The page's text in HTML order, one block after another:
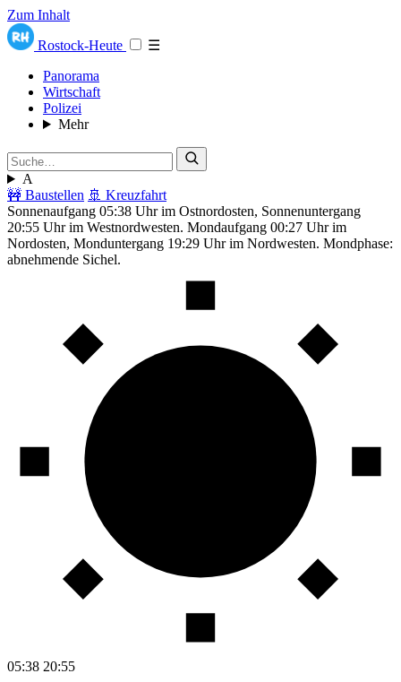
Zum Inhalt
Rostock-Heute
☰
Panorama
Wirtschaft
Polizei
Mehr
A
🚧 Baustellen 🚢 Kreuzfahrt
Sonnenaufgang 05:38 Uhr im Ostnordosten, Sonnenuntergang
20:55 Uhr im Westnordwesten. Mondaufgang 00:27 Uhr im
Nordosten, Monduntergang 19:29 Uhr im Nordwesten. Mondphase:
abnehmende Sichel.
05:38 20:55